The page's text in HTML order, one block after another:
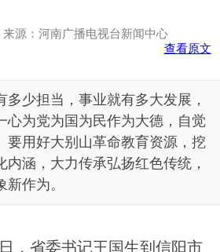
源：河南广播电视台新闻中心
查看原文
少担当，事业就有多大发展，
心为党为国为民作为大德，自觉
要用好大别山革命教育资源，挖
涵，大力传承弘扬红色传统，
作为。
省委书记王国生到信阳市